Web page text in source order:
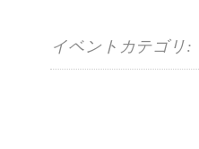
イベントカテゴリ: